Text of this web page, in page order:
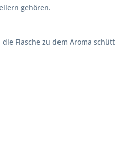
gehören.
Flasche zu dem Aroma